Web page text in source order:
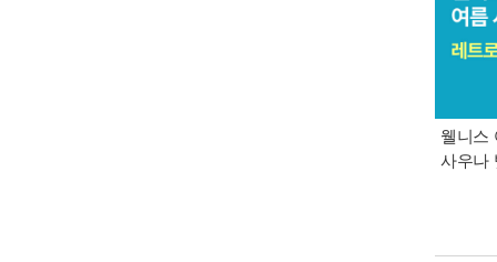
웰니스
사우나